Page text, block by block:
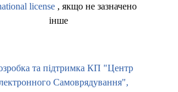
license , якщо не зазначено
інше
та підтримка КП "Центр
Самоврядування",